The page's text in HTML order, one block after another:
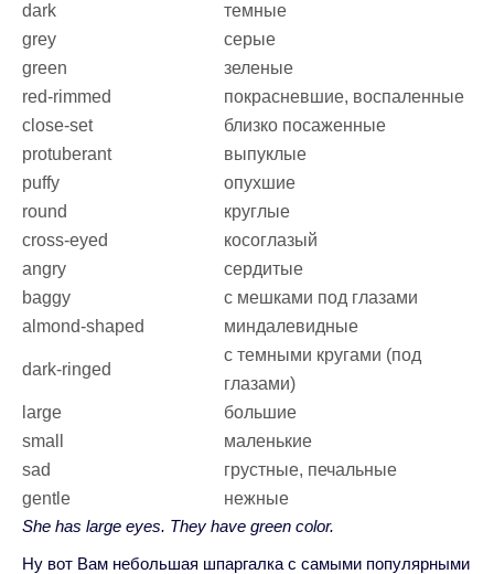
dark
темные
grey
серые
green
зеленые
red-rimmed
покрасневшие, воспаленные
close-set
близко посаженные
protuberant
выпуклые
puffy
опухшие
round
круглые
cross-eyed
косоглазый
angry
сердитые
baggy
с мешками под глазами
almond-shaped
миндалевидные
dark-ringed
с темными кругами (под
глазами)
large
большие
small
маленькие
sad
грустные, печальные
gentle
нежные
She has large eyes. They have green color.
Ну вот Вам небольшая шпаргалка с самыми популярными